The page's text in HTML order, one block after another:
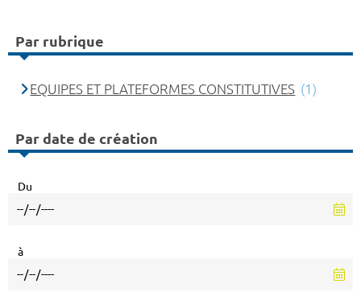
Par rubrique
EQUIPES ET PLATEFORMES CONSTITUTIVES (1)
Par date de création
Du
à